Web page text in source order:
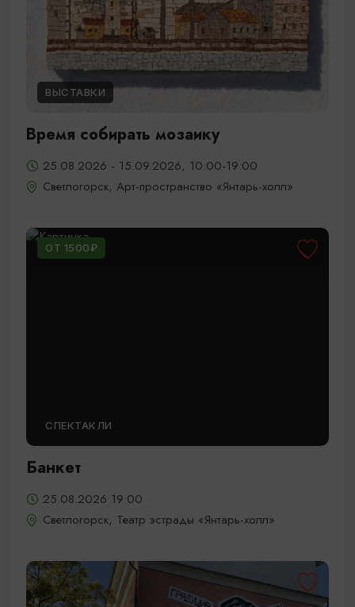
ВЫСТАВКИ
Время собирать мозаику
25.08.2026 - 15.09.2026, 10:00-19:00
Светлогорск, Арт-пространство «Янтарь-холл»
ОТ 1500₽
СПЕКТАКЛИ
Банкет
25.08.2026 19:00
Светлогорск, Театр эстрады «Янтарь-холл»